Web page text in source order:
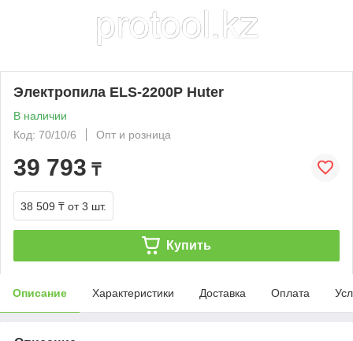
Электропила ELS-2200P Huter
В наличии
Код: 70/10/6
Опт и розница
39 793 ₸
38 509 ₸ от 3 шт.
Купить
Описание Характеристики Доставка Оплата